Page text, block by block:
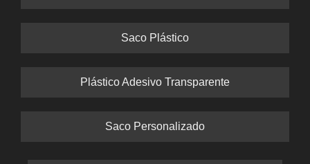
Saco Plástico
Plástico Adesivo Transparente
Saco Personalizado